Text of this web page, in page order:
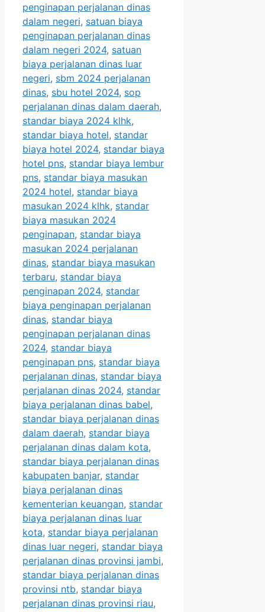
penginapan perjalanan dinas
dalam negeri, satuan biaya
penginapan perjalanan dinas
dalam negeri 2024, satuan
biaya perjalanan dinas luar
negeri, sbm 2024 perjalanan
dinas, sbu hotel 2024, sop
perjalanan dinas dalam daerah,
standar biaya 2024 klhk,
standar biaya hotel, standar
biaya hotel 2024, standar biaya
hotel pns, standar biaya lembur
pns, standar biaya masukan
2024 hotel, standar biaya
masukan 2024 klhk, standar
biaya masukan 2024
penginapan, standar biaya
masukan 2024 perjalanan
dinas, standar biaya masukan
terbaru, standar biaya
penginapan 2024, standar
biaya penginapan perjalanan
dinas, standar biaya
penginapan perjalanan dinas
2024, standar biaya
penginapan pns, standar biaya
perjalanan dinas, standar biaya
perjalanan dinas 2024, standar
biaya perjalanan dinas babel,
standar biaya perjalanan dinas
dalam daerah, standar biaya
perjalanan dinas dalam kota,
standar biaya perjalanan dinas
kabupaten banjar, standar
biaya perjalanan dinas
kementerian keuangan, standar
biaya perjalanan dinas luar
kota, standar biaya perjalanan
dinas luar negeri, standar biaya
perjalanan dinas provinsi jambi,
standar biaya perjalanan dinas
provinsi ntb, standar biaya
perjalanan dinas provinsi riau,